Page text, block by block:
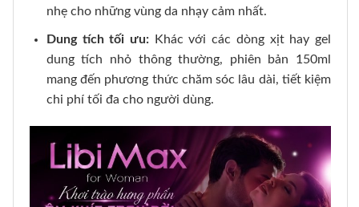
nhẹ cho những vùng da nhạy cảm nhất.
Dung tích tối ưu:Khác với các dòng xịt hay gel
dung tích nhỏ thông thường, phiên bản 150ml
mang đến phương thức chăm sóc lâu dài, tiết kiệm
chi phí tối đa cho người dùng.